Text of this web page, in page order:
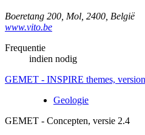
Boeretang 200 Mol 2400 België
www.vito.be
Frequentie
indien nodig
GEMET - INSPIRE themes,
Geologie
GEMET - Concepten, versie 2.4